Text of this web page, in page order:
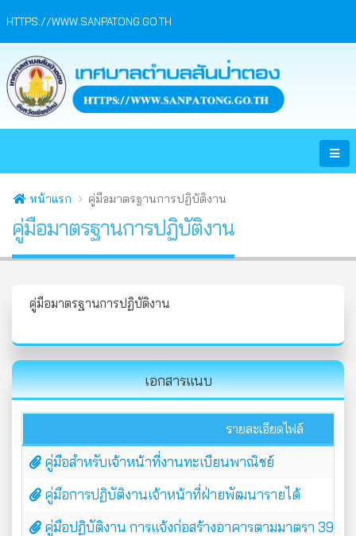
HTTPS://WWW.SANPATONG.GO.TH
หน้าแรก คู่มือมาตรฐานการปฏิบัติงาน
คู่มือมาตรฐานการปฏิบัติงาน
คู่มือมาตรฐานการปฏิบัติงาน
เอกสารแนบ
รายละเอียดไฟล์
คู่มือสำหรับเจ้าหน้าที่งานทะเบียนพาณิชย์
คู่มือการปฏิบัติงานเจ้าหน้าที่ฝ่ายพัฒนารายได้
คู่มือปฏิบัติงาน การแจ้งก่อสร้างอาคารตามมาตรา 39 ทวิ